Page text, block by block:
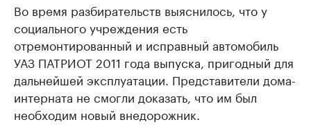
Во время разбирательств выяснилось, что у
социального учреждения есть
отремонтированный и исправный автомобиль
УАЗ ПАТРИОТ 2011 года выпуска, пригодный для
дальнейшей эксплуатации. Представители дома-
интерната не смогли доказать, что им был
необходим новый внедорожник.